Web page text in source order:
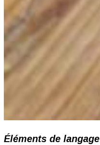
Éléments de langage